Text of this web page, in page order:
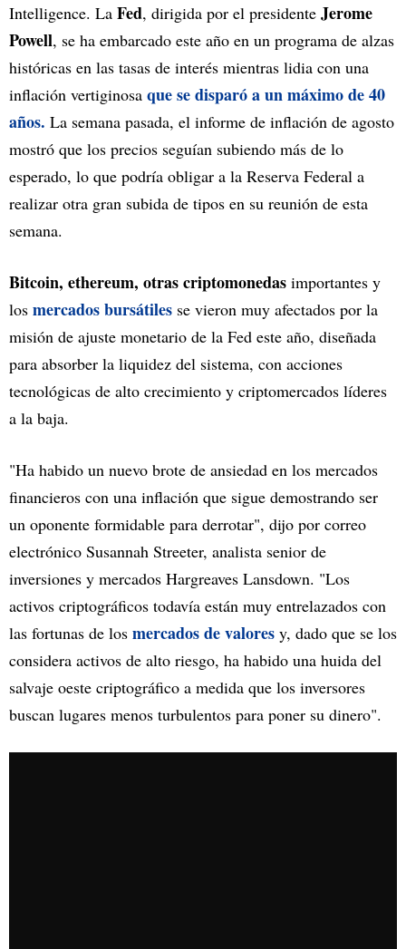
Intelligence. La Fed, dirigida por el presidente Jerome
Powell, se ha embarcado este año en un programa de alzas
históricas en las tasas de interés mientras lidia con una
inflación vertiginosa que se disparó a un máximo de 40
años. La semana pasada, el informe de inflación de agosto
mostró que los precios seguían subiendo más de lo
esperado, lo que podría obligar a la Reserva Federal a
realizar otra gran subida de tipos en su reunión de esta
semana.
Bitcoin, ethereum, otras criptomonedas importantes y
los mercados bursátiles se vieron muy afectados por la
misión de ajuste monetario de la Fed este año, diseñada
para absorber la liquidez del sistema, con acciones
tecnológicas de alto crecimiento y criptomercados líderes
a la baja.
"Ha habido un nuevo brote de ansiedad en los mercados
financieros con una inflación que sigue demostrando ser
un oponente formidable para derrotar", dijo por correo
electrónico Susannah Streeter, analista senior de
inversiones y mercados Hargreaves Lansdown. "Los
activos criptográficos todavía están muy entrelazados con
las fortunas de los mercados de valores y, dado que se los
considera activos de alto riesgo, ha habido una huida del
salvaje oeste criptográfico a medida que los inversores
buscan lugares menos turbulentos para poner su dinero".